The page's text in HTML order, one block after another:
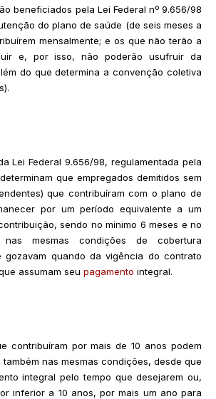
beneficiados pela Lei Federal nº 9.656/98
do plano de saúde (de seis meses a
mensalmente; e os que não terão a
e, por isso, não poderão usufruir da
do que determina a convenção coletiva
Lei Federal 9.656/98, regulamentada pela
que empregados demitidos sem
que contribuíram com o plano de
por um período equivalente a um
sendo no mínimo 6 meses e no
mesmas condições de cobertura
gozavam quando da vigência do contrato
assumam seu pagamento integral.
contribuíram por mais de 10 anos podem
nas mesmas condições, desde que
integral pelo tempo que desejarem ou,
inferior a 10 anos, por mais um ano para